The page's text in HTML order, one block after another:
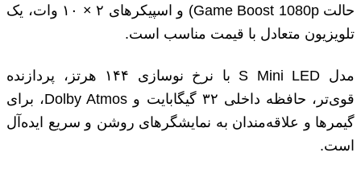
حالت Game Boost 1080p) و اسپیکرهای ۲ × ۱۰ وات، یک
تلویزیون متعادل با قیمت مناسب است.
مدل S Mini LED با نرخ نوسازی ۱۴۴ هرتز، پردازنده
قوی‌تر، حافظه داخلی ۳۲ گیگابایت و Dolby Atmos، برای
گیمرها و علاقه‌مندان به نمایشگرهای روشن و سریع ایده‌آل
است.